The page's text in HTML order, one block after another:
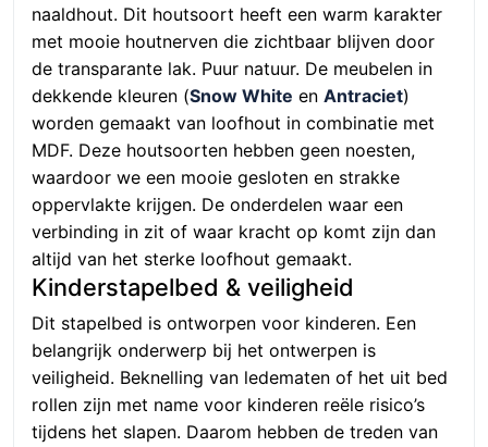
naaldhout. Dit houtsoort heeft een warm karakter
met mooie houtnerven die zichtbaar blijven door
de transparante lak. Puur natuur. De meubelen in
dekkende kleuren (Snow White en Antraciet)
worden gemaakt van loofhout in combinatie met
MDF. Deze houtsoorten hebben geen noesten,
waardoor we een mooie gesloten en strakke
oppervlakte krijgen. De onderdelen waar een
verbinding in zit of waar kracht op komt zijn dan
altijd van het sterke loofhout gemaakt.
Kinderstapelbed & veiligheid
Dit stapelbed is ontworpen voor kinderen. Een
belangrijk onderwerp bij het ontwerpen is
veiligheid. Beknelling van ledematen of het uit bed
rollen zijn met name voor kinderen reële risico’s
tijdens het slapen. Daarom hebben de treden van